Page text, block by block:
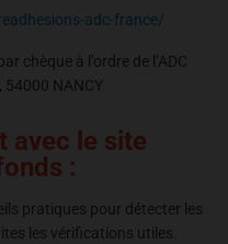
adc-france/
chèque à l’ordre de l’ADC
54000 NANCY
avec le site
:
pratiques pour détecter les
les vérifications utiles.